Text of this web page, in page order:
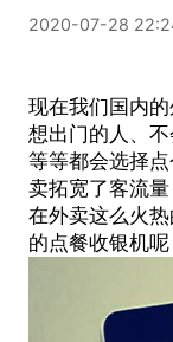
2020-07-28
现在我们国内
想出门的人、
等等都会选择
卖拓宽了客流
在外卖这么火
的点餐收银机呢